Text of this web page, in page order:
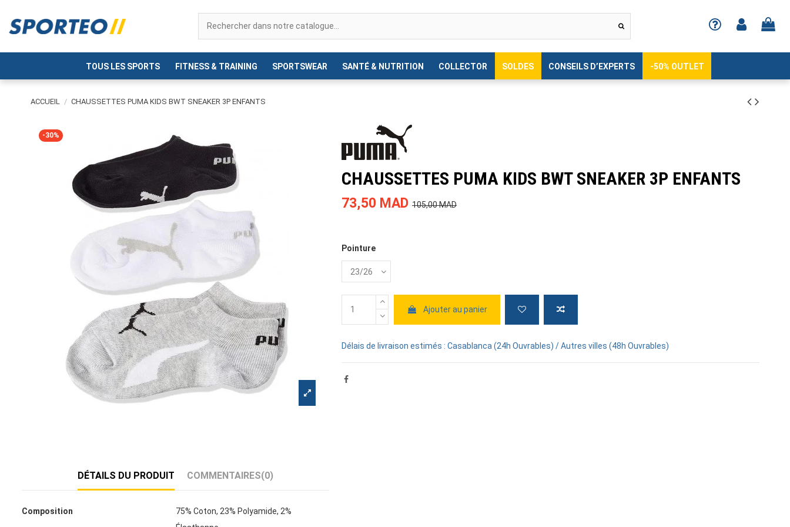
TOUS LES SPORTS FITNESS & TRAINING SPORTSWEAR SANTÉ & NUTRITION COLLECTOR SOLDES CONSEILS D’EXPERTS -50% OUTLET
ACCUEIL CHAUSSETTES PUMA KIDS BWT SNEAKER 3P ENFANTS
-30%
CHAUSSETTES PUMA KIDS BWT SNEAKER 3P ENFANTS
73,50 MAD 105,00 MAD
Pointure
Ajouter au panier
Délais de livraison estimés : Casablanca (24h Ouvrables) / Autres villes (48h Ouvrables)
DÉTAILS DU PRODUIT COMMENTAIRES(0)
Composition
75% Coton, 23% Polyamide, 2%